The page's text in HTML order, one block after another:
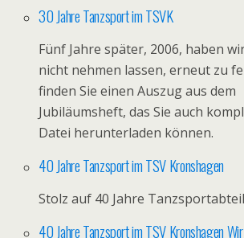
30 Jahre Tanzsport im TSVK
Fünf Jahre später, 2006, haben
nicht nehmen lassen, erneut zu
finden Sie einen Auszug aus dem
Jubiläumsheft, das Sie auch
Datei herunterladen können.
40 Jahre Tanzsport im TSV Kronshagen
Stolz auf 40 Jahre
40 Jahre Tanzsport im TSV Kronshagen